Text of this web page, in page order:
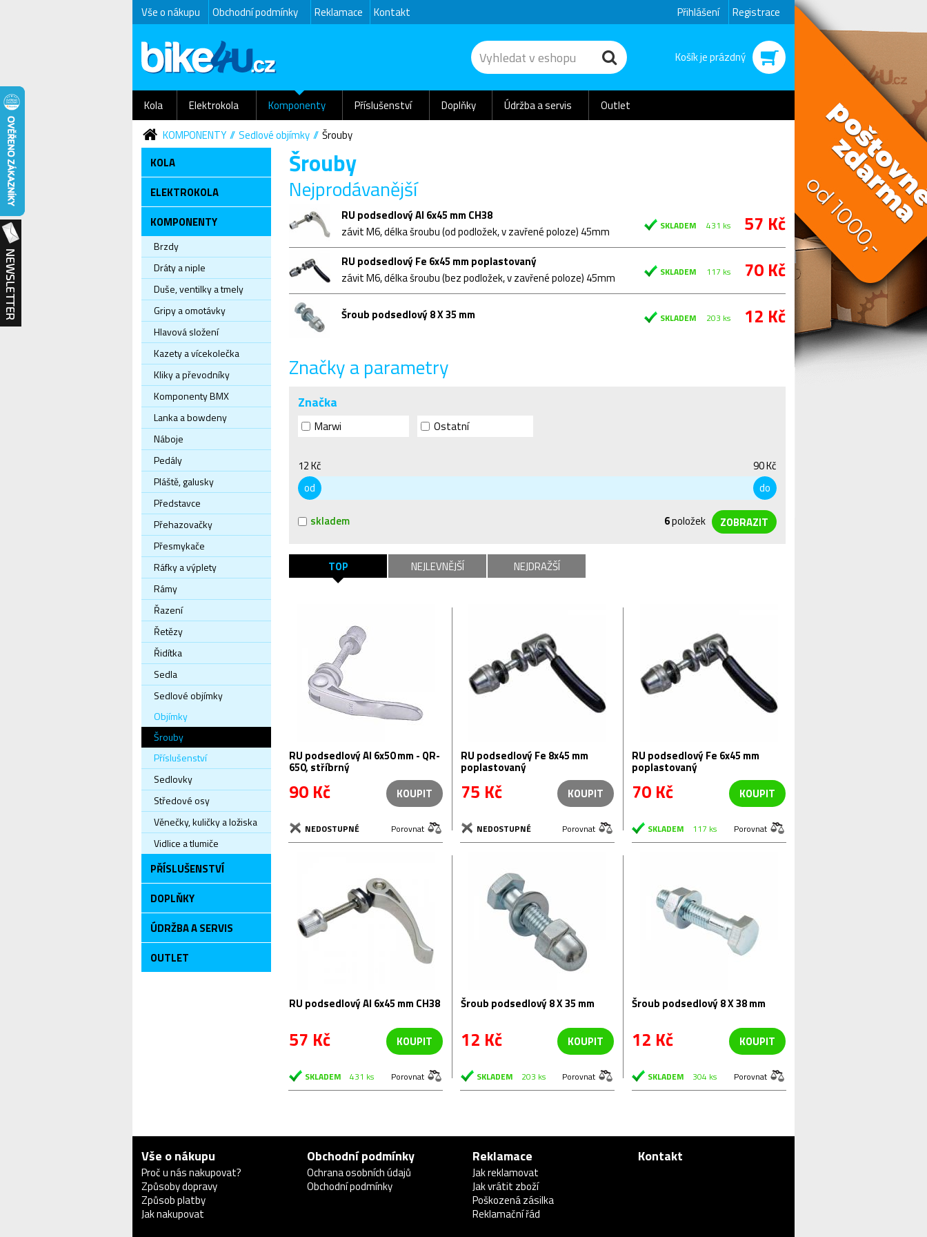
Vše o nákupu Obchodní podmínky Reklamace Kontakt Přihlášení Registrace
Košík je prázdný
Kola Elektrokola Komponenty Příslušenství Doplňky Údržba a servis
Outlet
KOMPONENTY
Sedlové objímky
Šrouby
KOLA
ELEKTROKOLA
KOMPONENTY
Brzdy
Dráty a niple
Duše, ventilky a tmely
Gripy a omotávky
Hlavová složení
Kazety a vícekolečka
Kliky a převodníky
Komponenty BMX
Lanka a bowdeny
Náboje
Pedály
Pláště, galusky
Představce
Přehazovačky
Přesmykače
Ráfky a výplety
Rámy
Řazení
Řetězy
Řidítka
Sedla
Sedlové objímky
Objímky
Šrouby
Příslušenství
Sedlovky
Středové osy
Věnečky, kuličky a ložiska
Vidlice a tlumiče
PŘÍSLUŠENSTVÍ
DOPLŇKY
ÚDRŽBA A SERVIS
OUTLET
Šrouby
Nejprodávanější
RU podsedlový Al 6x45 mm CH38
závit M6, délka šroubu (od podložek, v zavřené poloze) 45mm
SKLADEM 431 ks 57 Kč
RU podsedlový Fe 6x45 mm poplastovaný
závit M6, délka šroubu (bez podložek, v zavřené poloze) 45mm
SKLADEM 117 ks 70 Kč
Šroub podsedlový 8 X 35 mm SKLADEM 203 ks 12 Kč
Značky a parametry
Značka
Marwi Ostatní
12 Kč
90 Kč
od
do
skladem 6položek
TOP NEJLEVNĚJŠÍ NEJDRAŽŠÍ
RU podsedlový Al 6x50 mm - QR-
650, stříbrný
90 Kč KOUPIT
NEDOSTUPNÉ Porovnat
RU podsedlový Fe 8x45 mm
poplastovaný
75 Kč KOUPIT
NEDOSTUPNÉ Porovnat
RU podsedlový Fe 6x45 mm
poplastovaný
70 Kč KOUPIT
SKLADEM 117 ks Porovnat
RU podsedlový Al 6x45 mm CH38
57 Kč KOUPIT
SKLADEM 431 ks Porovnat
Šroub podsedlový 8 X 35 mm
12 Kč KOUPIT
SKLADEM 203 ks Porovnat
Šroub podsedlový 8 X 38 mm
12 Kč KOUPIT
SKLADEM 304 ks Porovnat
Vše o nákupu
Proč u nás nakupovat?
Způsoby dopravy
Způsob platby
Jak nakupovat
Obchodní podmínky
Ochrana osobních údajů
Obchodní podmínky
Reklamace
Jak reklamovat
Jak vrátit zboží
Poškozená zásilka
Reklamační řád
Kontakt